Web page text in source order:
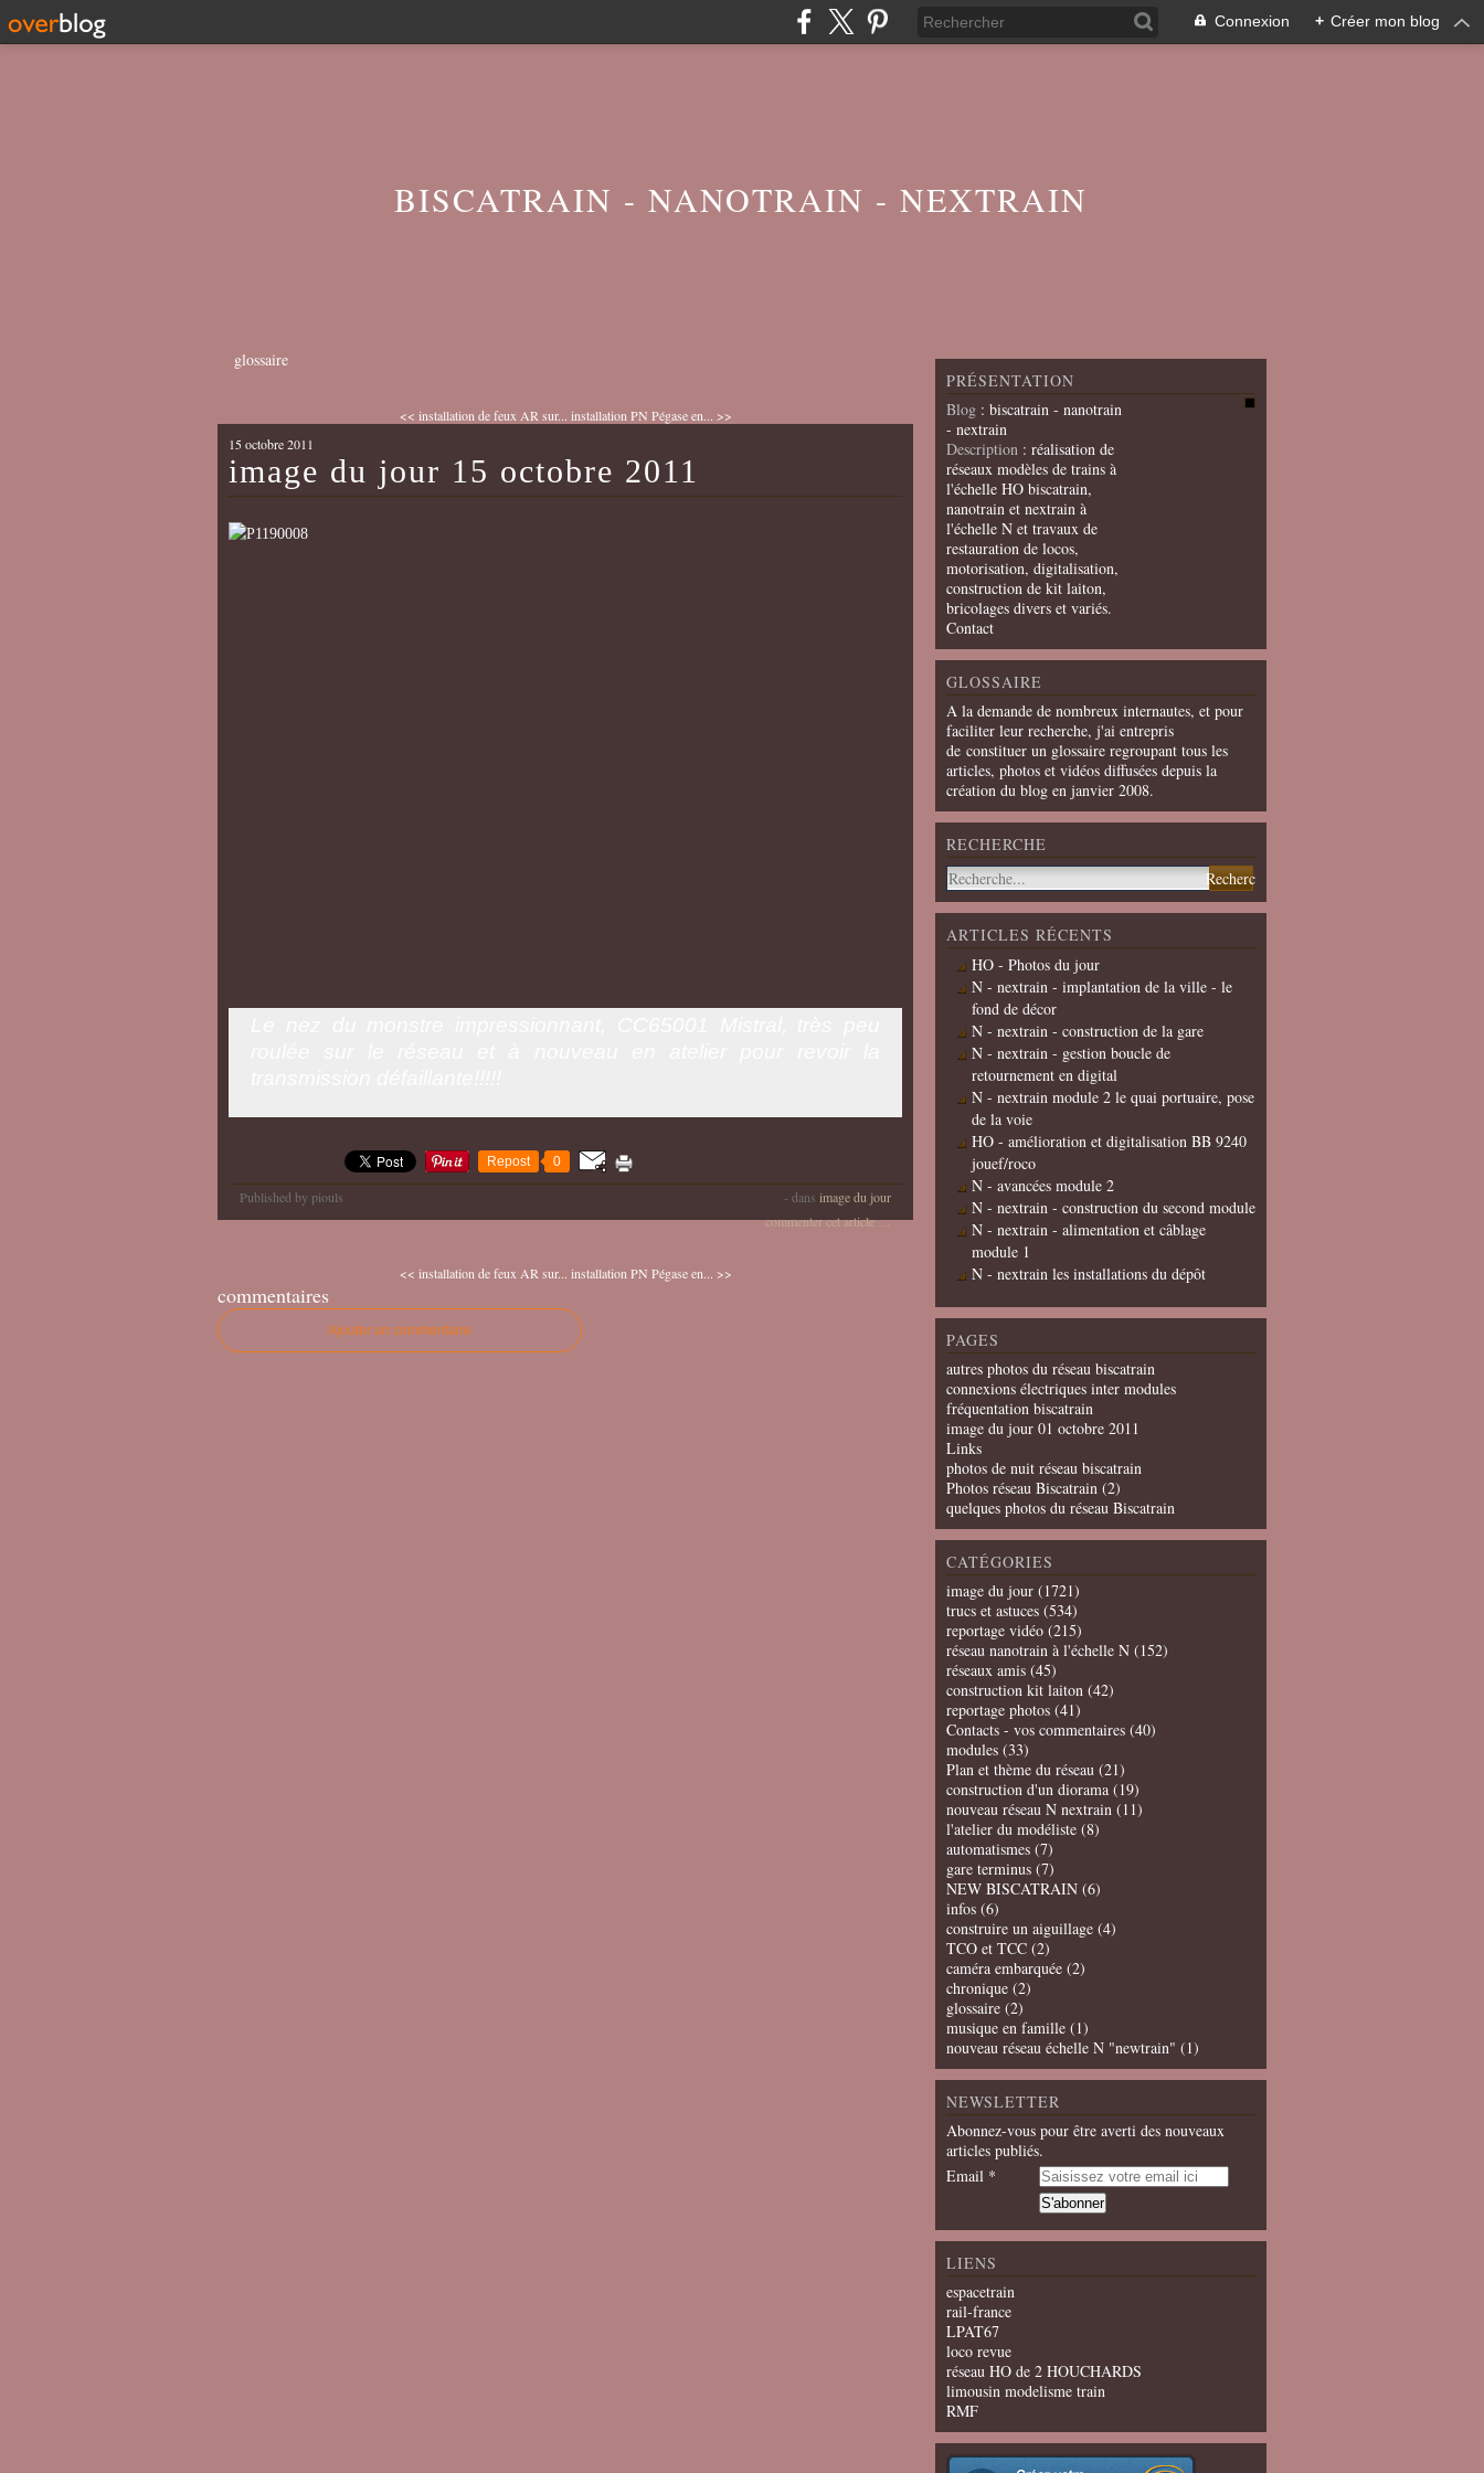
Connexion + Créer mon blog
BISCATRAIN - NANOTRAIN - NEXTRAIN
glossaire
<< installation de feux AR sur... installation PN Pégase en... >>
15 octobre 2011
image du jour 15 octobre 2011
Repost 0
Published by piouls - dans image du jour
commenter cet article…
<< installation de feux AR sur... installation PN Pégase en... >>
commentaires
Ajouter un commentaire
PRÉSENTATION
Blog : biscatrain - nanotrain
- nextrain
Description : réalisation de
réseaux modèles de trains à
l'échelle HO biscatrain,
nanotrain et nextrain à
l'échelle N et travaux de
restauration de locos,
motorisation, digitalisation,
construction de kit laiton,
bricolages divers et variés.
Contact
GLOSSAIRE
A la demande de nombreux internautes, et pour
faciliter leur recherche, j'ai entrepris
de constituer un glossaire regroupant tous les
articles, photos et vidéos diffusées depuis la
création du blog en janvier 2008.
RECHERCHE
ARTICLES RÉCENTS
HO - Photos du jour
N - nextrain - implantation de la ville - le
fond de décor
N - nextrain - construction de la gare
N - nextrain - gestion boucle de
retournement en digital
N - nextrain module 2 le quai portuaire, pose
de la voie
HO - amélioration et digitalisation BB 9240
jouef/roco
N - avancées module 2
N - nextrain - construction du second module
N - nextrain - alimentation et câblage
module 1
N - nextrain les installations du dépôt
PAGES
autres photos du réseau biscatrain
connexions électriques inter modules
fréquentation biscatrain
image du jour 01 octobre 2011
Links
photos de nuit réseau biscatrain
Photos réseau Biscatrain (2)
quelques photos du réseau Biscatrain
CATÉGORIES
image du jour (1721)
trucs et astuces (534)
reportage vidéo (215)
réseau nanotrain à l'échelle N (152)
réseaux amis (45)
construction kit laiton (42)
reportage photos (41)
Contacts - vos commentaires (40)
modules (33)
Plan et thème du réseau (21)
construction d'un diorama (19)
nouveau réseau N nextrain (11)
l'atelier du modéliste (8)
automatismes (7)
gare terminus (7)
NEW BISCATRAIN (6)
infos (6)
construire un aiguillage (4)
TCO et TCC (2)
caméra embarquée (2)
chronique (2)
glossaire (2)
musique en famille (1)
nouveau réseau échelle N "newtrain" (1)
NEWSLETTER
Abonnez-vous pour être averti des nouveaux
articles publiés.
Email
LIENS
espacetrain
rail-france
LPAT67
loco revue
réseau HO de 2 HOUCHARDS
limousin modelisme train
RMF